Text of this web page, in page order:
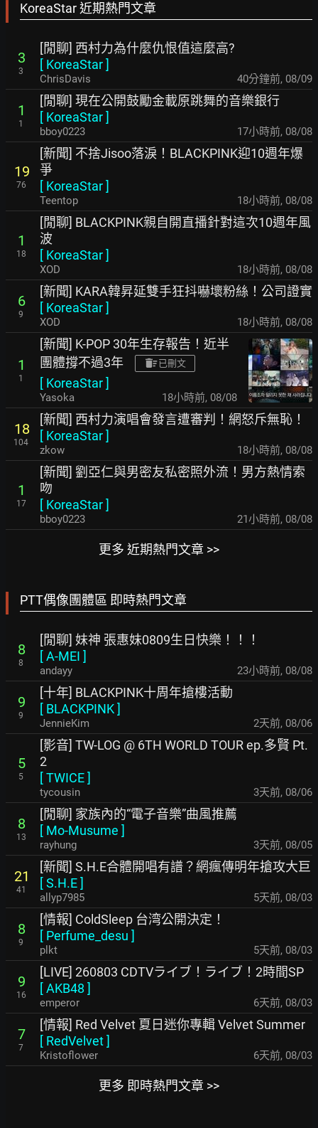
KoreaStar 近期熱門文章
3
3
[閒聊] 西村力為什麼仇恨值這麼高?
[ KoreaStar]
ChrisDavis 40分鐘前, 08/09
1
1
[閒聊] 現在公開鼓勵金載原跳舞的音樂銀行
[ KoreaStar]
bboy0223 17小時前, 08/08
19
76
[新聞] 不捨Jisoo落淚！BLACKPINK迎10週年爆
爭
[ KoreaStar]
Teentop 18小時前, 08/08
1
18
[閒聊] BLACKPINK親自開直播針對這次10週年風
波
[ KoreaStar]
XOD 18小時前, 08/08
6
9
[新聞] KARA韓昇延雙手狂抖嚇壞粉絲！公司證實
[ KoreaStar]
XOD 18小時前, 08/08
1
1
[新聞] K-POP 30年生存報告！近半
團體撐不過3年
已刪文
[ KoreaStar]
Yasoka 18小時前, 08/08
18
104
[新聞] 西村力演唱會發言遭審判！網怒斥無恥！
[ KoreaStar]
zkow 18小時前, 08/08
1
17
[新聞] 劉亞仁與男密友私密照外流！男方熱情索
吻
[ KoreaStar]
bboy0223 21小時前, 08/08
更多 近期熱門文章 >>
PTT偶像團體區 即時熱門文章
8
8
[閒聊] 妹神 張惠妹0809生日快樂！！！
[A-MEI ]
andayy 23小時前, 08/08
9
9
[十年] BLACKPINK十周年搶樓活動
[ BLACKPINK]
JennieKim 2天前, 08/06
5
5
[影音] TW-LOG @ 6TH WORLD TOUR ep.多賢 Pt.
2
[TWICE]
tycousin 3天前, 08/06
8
13
[閒聊] 家族內的“電子音樂”曲風推薦
[ Mo-Musume ]
rayhung 3天前, 08/05
21
41
[新聞] S.H.E合體開唱有譜？網瘋傳明年搶攻大巨
[S.H.E]
allyp7985 5天前, 08/03
8
9
[情報] ColdSleep 台湾公開決定！
[ Perfume_desu ]
plkt 5天前, 08/03
9
16
[LIVE] 260803 CDTVライブ！ライブ！2時間SP
[AKB48 ]
emperor 6天前, 08/03
7
7
[情報] Red Velvet 夏日迷你專輯 Velvet Summer
[ RedVelvet]
Kristoflower 6天前, 08/03
更多 即時熱門文章 >>